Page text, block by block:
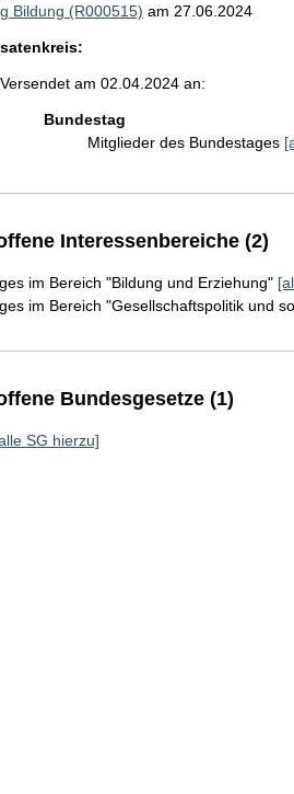
Bildung (R000515) am 27.06.2024
Versendet am 02.04.2024 an:
Bundestag
Mitglieder des Bundestages
Interessenbereiche (2)
im Bereich "Bildung und Erziehung"
im Bereich "Gesellschaftspolitik und
Bundesgesetze (1)
SG hierzu]